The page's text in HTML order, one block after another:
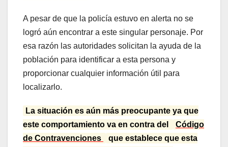
A pesar de que la policía estuvo en alerta no se
logró aún encontrar a este singular personaje. Por
esa razón las autoridades solicitan la ayuda de la
población para identificar a esta persona y
proporcionar cualquier información útil para
localizarlo.
La situación es aún más preocupante ya que
este comportamiento va en contra del
Código
de Contravenciones
que establece que esta